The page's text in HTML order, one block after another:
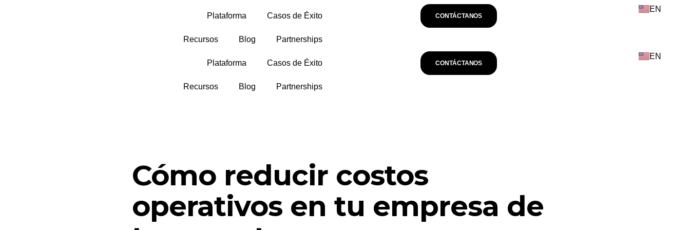
Plataforma Casos de Éxito
Recursos Blog Partnerships
CONTÁCTANOS
EN
Plataforma Casos de Éxito
Recursos Blog Partnerships
CONTÁCTANOS
EN
Cómo reducir costos
operativos en tu empresa de